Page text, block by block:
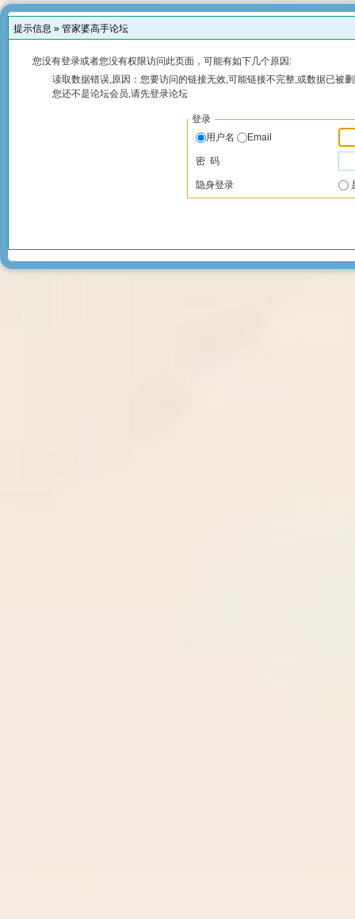
提示信息 » 管家婆高手论坛
您没有登录或者您没有权限访问此页面，可能有如下几个原因:
读取数据错误,原因：您要访问的链接无效,可能链接不完整,或数据已被
您还不是论坛会员,请先登录论坛
登录
用户名
Email
密 码
隐身登录